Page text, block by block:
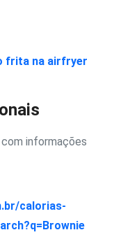
frita na airfryer
informações
calorias-